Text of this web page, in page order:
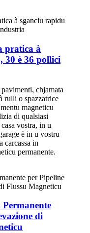
pratica à
30 è 36 pollici
chjamata
rulli o spazzatrice
magneticu
di qualsiasi
vostra, in u
è in u vostru
carcassa in
permanente.
di